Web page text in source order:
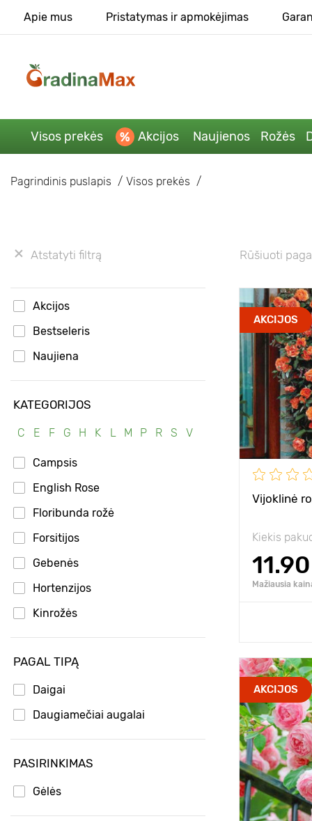
Apie mus Pristatymas ir apmokėjimas
Visos prekės Akcijos Naujienos Rožės
Pagrindinis puslapis Visos prekės
Atstatyti filtrą
Akcijos
Bestseleris
Naujiena
KATEGORIJOS
C E F G H K L M P R S V
Campsis
English Rose
Floribunda rožė
Forsitijos
Gebenės
Hortenzijos
Kinrožės
Lanksvos
Mandevilė
Pasifloros
Raganės („Clematis“)
Rožės
Sausmedžiai
Stambiažiedės rožės
Vijoklinės rožės
PAGAL TIPĄ
Daigai
Daugiamečiai augalai
PASIRINKIMAS
Gėlės
Rūšiuoti
AKCIJOS
Vijoklinė
Kiekis
11.90
Mažiausia
Privalumai
Aukštis
Tarpai
Pozicija
AKCIJOS
Type pots
Privalumai
Sodinuko
Aukštis